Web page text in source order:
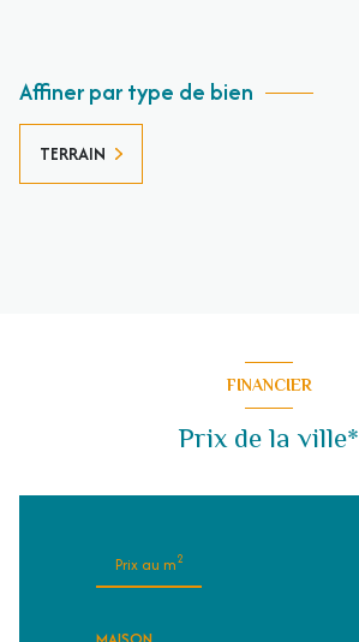
Affiner par type de bien
TERRAIN
FINANCIER
Prix de la ville*
Prix au m2